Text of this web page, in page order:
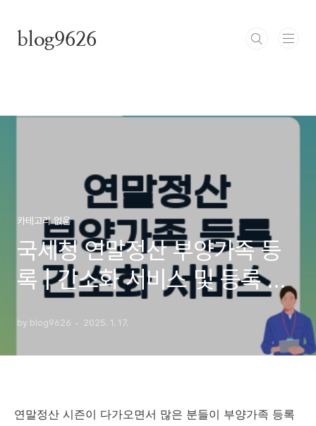
blog9626
카테고리 없음
국세청 연말정산 부양가족 등
록 | 간소화 서비스 및 등록 방
by blog9626 2025. 1. 17.
연말정산 시즌이 다가오면서 많은 분들이 부양가족 등록